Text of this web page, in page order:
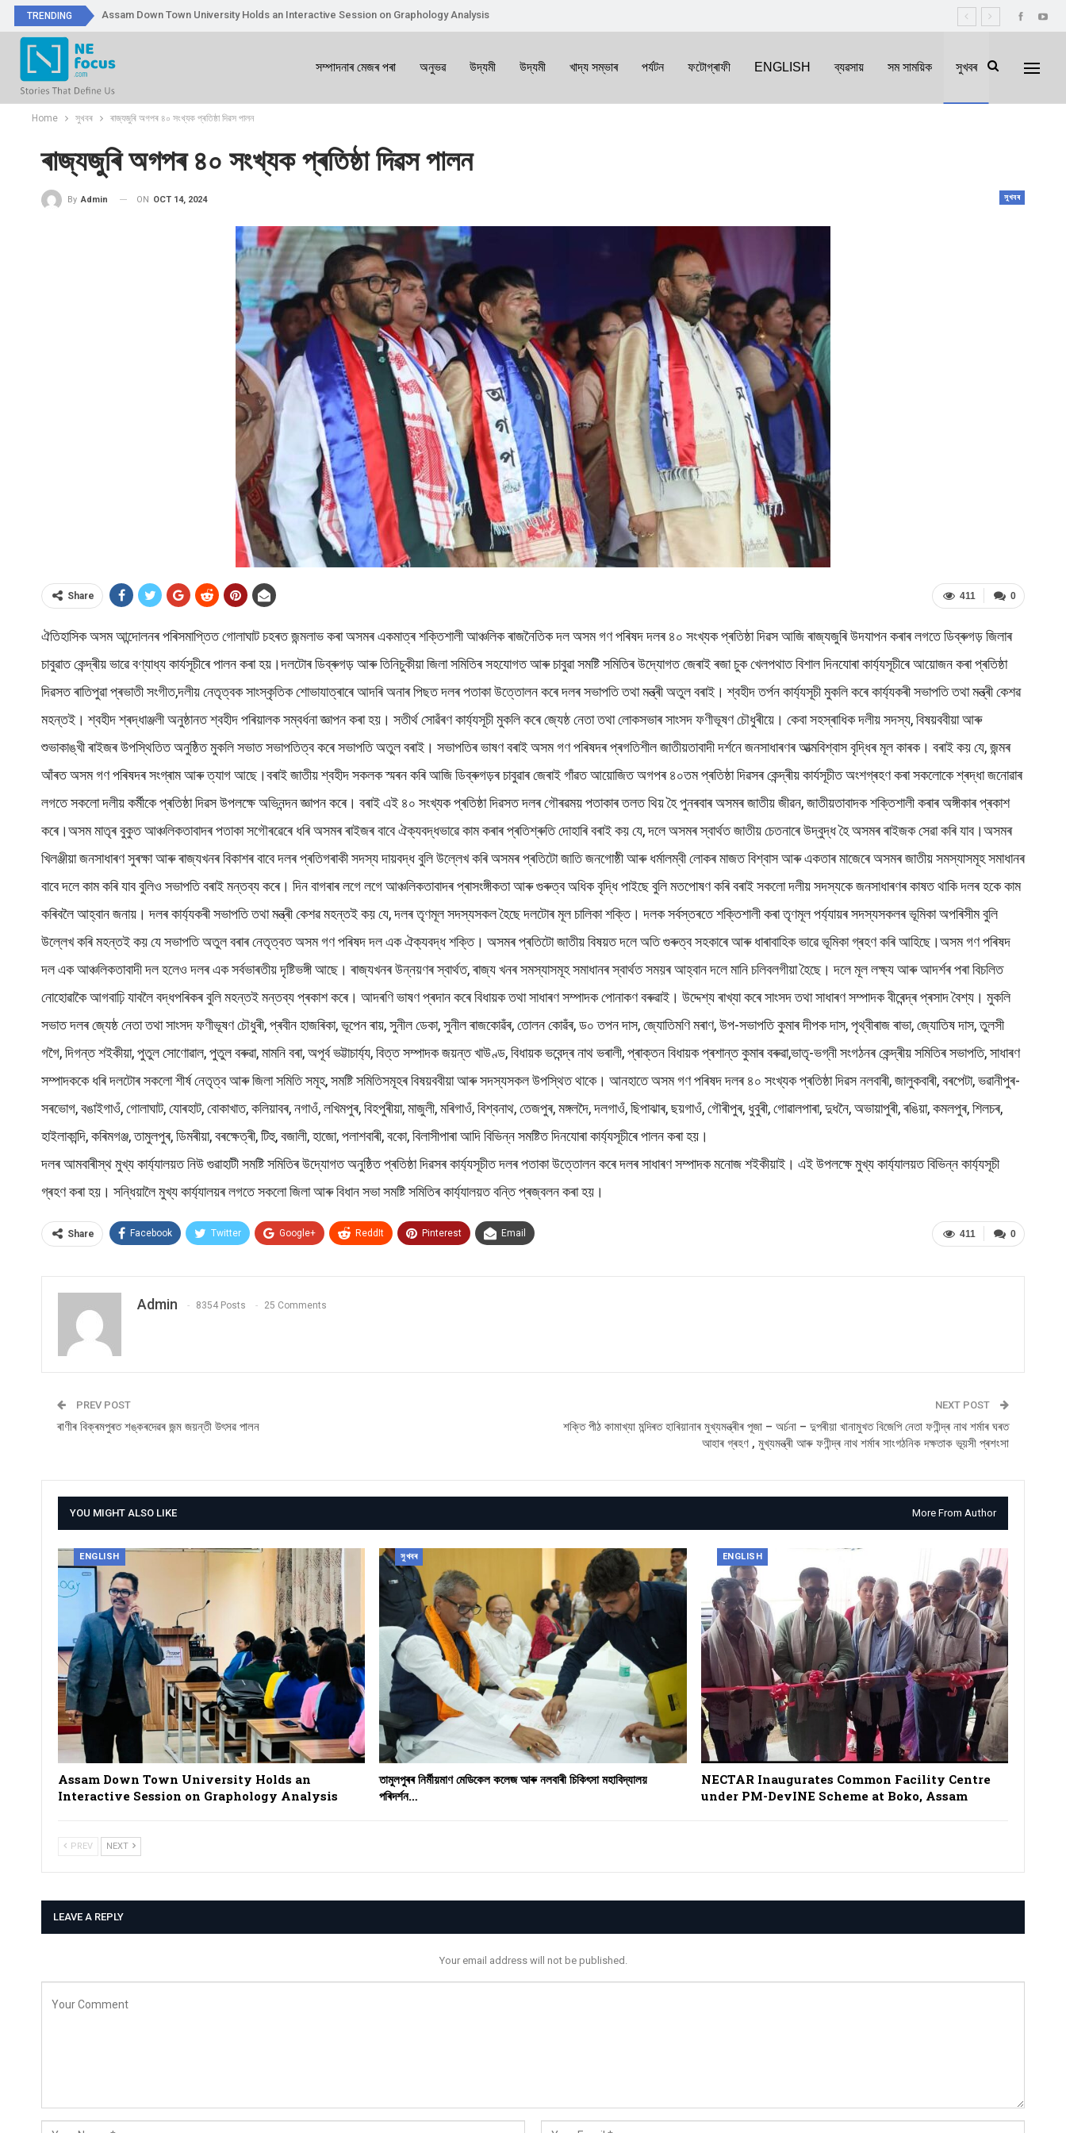
TRENDING Assam Down Town University Holds an Interactive Session on Graphology Analysis
সম্পাদনাৰ মেজৰ পৰা অনুভৱ উদ্যমী উদ্যমী খাদ্য সম্ভাৰ পৰ্যটন ফটোগ্ৰাফী ENGLISH ব্যৱসায় সম সাময়িক সুখবৰ
Home সুখবৰ ৰাজ্যজুৰি অগপৰ ৪০ সংখ্যক প্ৰতিষ্ঠা দিৱস পালন
ৰাজ্যজুৰি অগপৰ ৪০ সংখ্যক প্ৰতিষ্ঠা দিৱস পালন
সুখবৰ
By Admin ON OCT 14, 2024
0
411
Share
ঐতিহাসিক অসম আন্দোলনৰ পৰিসমাপ্তিত গোলাঘাট চহৰত জন্মলাভ কৰা অসমৰ একমাত্ৰ শক্তিশালী আঞ্চলিক ৰাজনৈতিক দল অসম গণ পৰিষদ দলৰ ৪০ সংখ্যক প্ৰতিষ্ঠা দিৱস আজি ৰাজ্যজুৰি উদযাপন কৰাৰ লগতে ডিব্ৰুগড় জিলাৰ
চাবুৱাত কেন্দ্ৰীয় ভাৱে বণ্যাধ্য কাৰ্যসূচীৰে পালন কৰা হয়।দলটোৰ ডিব্ৰুগড় আৰু তিনিচুকীয়া জিলা সমিতিৰ সহযোগত আৰু চাবুৱা সমষ্টি সমিতিৰ উদ্যোগত জেৰাই ৰজা চুক খেলপথাত বিশাল দিনযোৰা কাৰ্য্যসূচীৰে আয়োজন কৰা প্ৰতিষ্ঠা
দিৱসত ৰাতিপুৱা প্ৰভাতী সংগীত,দলীয় নেতৃত্বক সাংস্কৃতিক শোভাযাত্ৰাৰে আদৰি অনাৰ পিছত দলৰ পতাকা উত্তোলন কৰে দলৰ সভাপতি তথা মন্ত্ৰী অতুল বৰাই। শ্বহীদ তৰ্পন কাৰ্য্যসূচী মুকলি কৰে কাৰ্য্যকৰী সভাপতি তথা মন্ত্ৰী কেশৱ
মহন্তই। শ্বহীদ শ্ৰদ্ধাঞ্জলী অনুষ্ঠানত শ্বহীদ পৰিয়ালক সম্বৰ্ধনা জ্ঞাপন কৰা হয়। সতীৰ্থ সোৱঁৰণ কাৰ্য্যসূচী মুকলি কৰে জ্যেষ্ঠ নেতা তথা লোকসভাৰ সাংসদ ফণীভূষণ চৌধুৰীয়ে। কেবা সহস্ৰাধিক দলীয় সদস্য, বিষয়ববীয়া আৰু
শুভাকাঙ্খী ৰাইজৰ উপস্থিতিত অনুষ্ঠিত মুকলি সভাত সভাপতিত্ব কৰে সভাপতি অতুল বৰাই। সভাপতিৰ ভাষণ বৰাই অসম গণ পৰিষদৰ প্ৰগতিশীল জাতীয়তাবাদী দৰ্শনে জনসাধাৰণৰ আত্মবিশ্বাস বৃদ্ধিৰ মূল কাৰক। বৰাই কয় যে, জন্মৰ
আঁৰত অসম গণ পৰিষদৰ সংগ্ৰাম আৰু ত্যাগ আছে।বৰাই জাতীয় শ্বহীদ সকলক স্মৰন কৰি আজি ডিব্ৰুগড়ৰ চাবুৱাৰ জেৰাই গাঁৱত আয়োজিত অগপৰ ৪০তম প্ৰতিষ্ঠা দিৱসৰ কেন্দ্ৰীয় কাৰ্যসূচীত অংশগ্ৰহণ কৰা সকলোকে শ্ৰদ্ধা জনোৱাৰ
লগতে সকলো দলীয় কৰ্মীকে প্ৰতিষ্ঠা দিৱস উপলক্ষে অভিনন্দন জ্ঞাপন কৰে। বৰাই এই ৪০ সংখ্যক প্ৰতিষ্ঠা দিৱসত দলৰ গৌৰৱময় পতাকাৰ তলত থিয় হৈ পুনৰবাৰ অসমৰ জাতীয় জীৱন, জাতীয়তাবাদক শক্তিশালী কৰাৰ অঙ্গীকাৰ প্ৰকাশ
কৰে।অসম মাতৃৰ বুকুত আঞ্চলিকতাবাদৰ পতাকা সগৌৰৱেৰে ধৰি অসমৰ ৰাইজৰ বাবে ঐক্যবদ্ধভাৱে কাম কৰাৰ প্ৰতিশ্ৰুতি দোহাৰি বৰাই কয় যে, দলে অসমৰ স্বাৰ্থত জাতীয় চেতনাৰে উদ্বুদ্ধ হৈ অসমৰ ৰাইজক সেৱা কৰি যাব।অসমৰ
খিলঞ্জীয়া জনসাধাৰণ সুৰক্ষা আৰু ৰাজ্যখনৰ বিকাশৰ বাবে দলৰ প্ৰতিগৰাকী সদস্য দায়বদ্ধ বুলি উল্লেখ কৰি অসমৰ প্ৰতিটো জাতি জনগোষ্ঠী আৰু ধৰ্মালম্বী লোকৰ মাজত বিশ্বাস আৰু একতাৰ মাজেৰে অসমৰ জাতীয় সমস্যাসমূহ সমাধানৰ
বাবে দলে কাম কৰি যাব বুলিও সভাপতি বৰাই মন্তব্য কৰে। দিন বাগৰাৰ লগে লগে আঞ্চলিকতাবাদৰ প্ৰাসংঙ্গীকতা আৰু গুৰুত্ব অধিক বৃদ্ধি পাইছে বুলি মতপোষণ কৰি বৰাই সকলো দলীয় সদস্যকে জনসাধাৰণৰ কাষত থাকি দলৰ হকে কাম
কৰিবলৈ আহ্বান জনায়। দলৰ কাৰ্য্যকৰী সভাপতি তথা মন্ত্ৰী কেশৱ মহন্তই কয় যে, দলৰ তৃণমূল সদস্যসকল হৈছে দলটোৰ মূল চালিকা শক্তি। দলক সৰ্বস্তৰতে শক্তিশালী কৰা তৃণমূল পৰ্য্যায়ৰ সদস্যসকলৰ ভূমিকা অপৰিসীম বুলি
উল্লেখ কৰি মহন্তই কয় যে সভাপতি অতুল বৰাৰ নেতৃত্বত অসম গণ পৰিষদ দল এক ঐক্যবদ্ধ শক্তি। অসমৰ প্ৰতিটো জাতীয় বিষয়ত দলে অতি গুৰুত্ব সহকাৰে আৰু ধাৰাবাহিক ভাৱে ভূমিকা গ্ৰহণ কৰি আহিছে।অসম গণ পৰিষদ
দল এক আঞ্চলিকতাবাদী দল হলেও দলৰ এক সৰ্বভাৰতীয় দৃষ্টিভঙ্গী আছে। ৰাজ্যখনৰ উন্নয়ণৰ স্বাৰ্থত, ৰাজ্য খনৰ সমস্যাসমূহ সমাধানৰ স্বাৰ্থত সময়ৰ আহ্বান দলে মানি চলিবলগীয়া হৈছে। দলে মূল লক্ষ্য আৰু আদৰ্শৰ পৰা বিচলিত
নোহোৱাকৈ আগবাঢ়ি যাবলৈ বদ্ধপৰিকৰ বুলি মহন্তই মন্তব্য প্ৰকাশ কৰে। আদৰণি ভাষণ প্ৰদান কৰে বিধায়ক তথা সাধাৰণ সম্পাদক পোনাকণ বৰুৱাই। উদ্দেশ্য ৰাখ্যা কৰে সাংসদ তথা সাধাৰণ সম্পাদক বীৰেন্দ্ৰ প্ৰসাদ বৈশ্য। মুকলি
সভাত দলৰ জ্যেষ্ঠ নেতা তথা সাংসদ ফণীভূষণ চৌধুৰী, প্ৰবীন হাজৰিকা, ভূপেন ৰায়, সুনীল ডেকা, সুনীল ৰাজকোৱঁৰ, তোলন কোৱঁৰ, ড০ তপন দাস, জ্যোতিমণি মৰাণ, উপ-সভাপতি কুমাৰ দীপক দাস, পৃথ্বীৰাজ ৰাভা, জ্যোতিষ দাস, তুলসী
গগৈ, দিগন্ত শইকীয়া, পুতুল সোণোৱাল, পুতুল বৰুৱা, মামনি বৰা, অপূৰ্ব ভট্টাচাৰ্য্য, বিত্ত সম্পাদক জয়ন্ত খাউণ্ড, বিধায়ক ভবেন্দ্ৰ নাথ ভৰালী, প্ৰাক্তন বিধায়ক প্ৰশান্ত কুমাৰ বৰুৱা,ভাতৃ-ভগ্নী সংগঠনৰ কেন্দ্ৰীয় সমিতিৰ সভাপতি, সাধাৰণ
সম্পাদককে ধৰি দলটোৰ সকলো শীৰ্ষ নেতৃত্ব আৰু জিলা সমিতি সমূহ, সমষ্টি সমিতিসমূহৰ বিষয়ববীয়া আৰু সদস্যসকল উপস্থিত থাকে। আনহাতে অসম গণ পৰিষদ দলৰ ৪০ সংখ্যক প্ৰতিষ্ঠা দিৱস নলবাৰী, জালুকবাৰী, বৰপেটা, ভৱানীপুৰ-
সৰভোগ, বঙাইগাওঁ, গোলাঘাট, যোৰহাট, বোকাখাত, কলিয়াবৰ, নগাওঁ, লখিমপুৰ, বিহপুৰীয়া, মাজুলী, মৰিগাওঁ, বিশ্বনাথ, তেজপুৰ, মঙ্গলদৈ, দলগাওঁ, ছিপাঝাৰ, ছয়গাওঁ, গৌৰীপুৰ, ধুবুৰী, গোৱালপাৰা, দুধনৈ, অভায়াপুৰী, ৰঙিয়া, কমলপুৰ, শিলচৰ,
হাইলাকান্দি, কৰিমগঞ্জ, তামুলপুৰ, ডিমৰীয়া, বৰক্ষেত্ৰী, টিহু, বজালী, হাজো, পলাশবাৰী, বকো, বিলাসীপাৰা আদি বিভিন্ন সমষ্টিত দিনযোৰা কাৰ্য্যসূচীৰে পালন কৰা হয়।
দলৰ আমবাৰীস্থ মুখ্য কাৰ্য্যালয়ত নিউ গুৱাহাটী সমষ্টি সমিতিৰ উদ্যোগত অনুষ্ঠিত প্ৰতিষ্ঠা দিৱসৰ কাৰ্য্যসূচীত দলৰ পতাকা উত্তোলন কৰে দলৰ সাধাৰণ সম্পাদক মনোজ শইকীয়াই। এই উপলক্ষে মুখ্য কাৰ্য্যালয়ত বিভিন্ন কাৰ্য্যসূচী
গ্ৰহণ কৰা হয়। সন্ধিয়ালৈ মুখ্য কাৰ্য্যালয়ৰ লগতে সকলো জিলা আৰু বিধান সভা সমষ্টি সমিতিৰ কাৰ্য্যালয়ত বন্তি প্ৰজ্বলন কৰা হয়।
0
411
Share Facebook Twitter Google+ ReddIt Pinterest Email
Admin 8354 Posts 25 Comments
PREV POST
ৰাণীৰ বিক্ৰমপুৰত শঙ্কৰদেৱৰ জন্ম জয়ন্তী উৎসৱ পালন
NEXT POST
শক্তি পীঠ কামাখ্যা মন্দিৰত হাৰিয়ানাৰ মুখ্যমন্ত্ৰীৰ পূজা – অৰ্চনা – দুপৰীয়া খানামুখত বিজেপি নেতা ফণীন্দ্ৰ নাথ শৰ্মাৰ ঘৰত
আহাৰ গ্ৰহণ , মুখ্যমন্ত্ৰী আৰু ফণীন্দ্ৰ নাথ শৰ্মাৰ সাংগঠনিক দক্ষতাক ভূয়সী প্ৰশংসা
YOU MIGHT ALSO LIKE More From Author
ENGLISH
Assam Down Town University Holds an
Interactive Session on Graphology Analysis
সুখবৰ
তামুলপুৰৰ নিৰ্মীয়মাণ মেডিকেল কলেজ আৰু নলবাৰী চিকিৎসা মহাবিদ্যালয়
পৰিদৰ্শন…
ENGLISH
NECTAR Inaugurates Common Facility Centre
under PM-DevINE Scheme at Boko, Assam
PREV NEXT
LEAVE A REPLY
Your email address will not be published.